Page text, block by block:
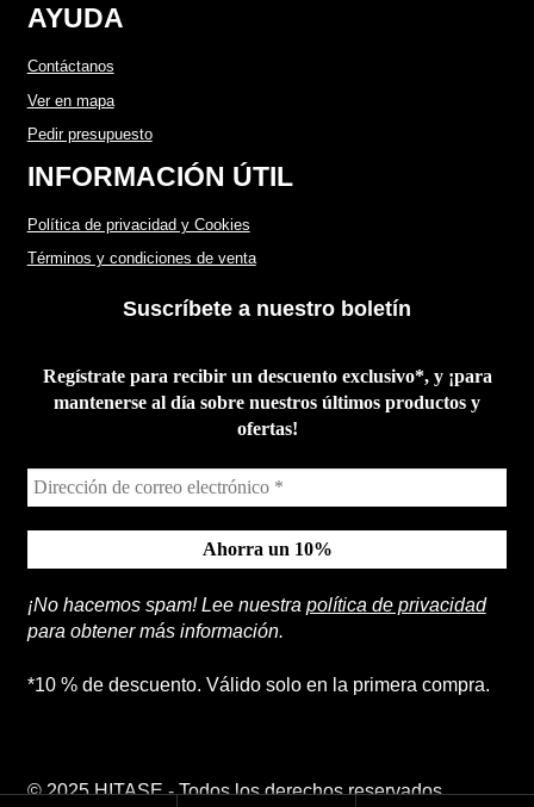
AYUDA
Contáctanos
Ver en mapa
Pedir presupuesto
INFORMACIÓN ÚTIL
Política de privacidad y Cookies
Términos y condiciones de venta
Suscríbete a nuestro boletín
Regístrate para recibir un descuento exclusivo*, y ¡para
mantenerse al día sobre nuestros últimos productos y
ofertas!
¡No hacemos spam! Lee nuestra política de privacidad
para obtener más información.
*10 % de descuento. Válido solo en la primera compra.
© 2025 HITASE - Todos los derechos reservados.